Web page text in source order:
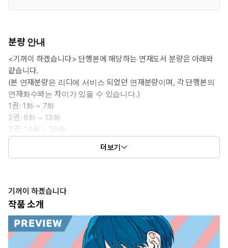
분량 안내
<기꺼이 하겠습니다> 단행본에 해당하는 연재도서 분량은 아래와
같습니다.
(본 연재분량은 리디에 서비스 되었던 연재분량이며, 각 단행본의
연재화수와는 차이가 있을 수 있습니다.)
1권: 1화 ~ 7화
2권: 8화 ~ 13화
3권: 14화 ~ 20화
4권: 21화 ~ 27화
더보기
기꺼이 하겠습니다
작품 소개